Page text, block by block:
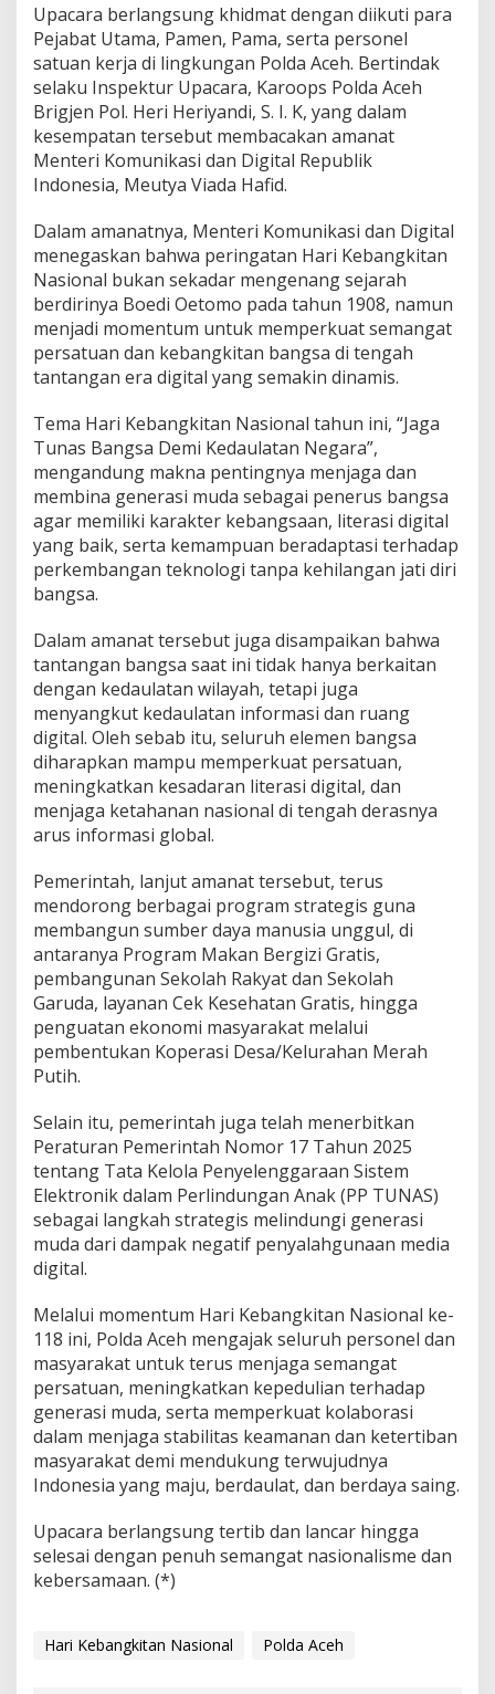
Upacara berlangsung khidmat dengan diikuti para
Pejabat Utama, Pamen, Pama, serta personel
satuan kerja di lingkungan Polda Aceh. Bertindak
selaku Inspektur Upacara, Karoops Polda Aceh
Brigjen Pol. Heri Heriyandi, S. I. K, yang dalam
kesempatan tersebut membacakan amanat
Menteri Komunikasi dan Digital Republik
Indonesia, Meutya Viada Hafid.
Dalam amanatnya, Menteri Komunikasi dan Digital
menegaskan bahwa peringatan Hari Kebangkitan
Nasional bukan sekadar mengenang sejarah
berdirinya Boedi Oetomo pada tahun 1908, namun
menjadi momentum untuk memperkuat semangat
persatuan dan kebangkitan bangsa di tengah
tantangan era digital yang semakin dinamis.
Tema Hari Kebangkitan Nasional tahun ini, “Jaga
Tunas Bangsa Demi Kedaulatan Negara”,
mengandung makna pentingnya menjaga dan
membina generasi muda sebagai penerus bangsa
agar memiliki karakter kebangsaan, literasi digital
yang baik, serta kemampuan beradaptasi terhadap
perkembangan teknologi tanpa kehilangan jati diri
bangsa.
Dalam amanat tersebut juga disampaikan bahwa
tantangan bangsa saat ini tidak hanya berkaitan
dengan kedaulatan wilayah, tetapi juga
menyangkut kedaulatan informasi dan ruang
digital. Oleh sebab itu, seluruh elemen bangsa
diharapkan mampu memperkuat persatuan,
meningkatkan kesadaran literasi digital, dan
menjaga ketahanan nasional di tengah derasnya
arus informasi global.
Pemerintah, lanjut amanat tersebut, terus
mendorong berbagai program strategis guna
membangun sumber daya manusia unggul, di
antaranya Program Makan Bergizi Gratis,
pembangunan Sekolah Rakyat dan Sekolah
Garuda, layanan Cek Kesehatan Gratis, hingga
penguatan ekonomi masyarakat melalui
pembentukan Koperasi Desa/Kelurahan Merah
Putih.
Selain itu, pemerintah juga telah menerbitkan
Peraturan Pemerintah Nomor 17 Tahun 2025
tentang Tata Kelola Penyelenggaraan Sistem
Elektronik dalam Perlindungan Anak (PP TUNAS)
sebagai langkah strategis melindungi generasi
muda dari dampak negatif penyalahgunaan media
digital.
Melalui momentum Hari Kebangkitan Nasional ke-
118 ini, Polda Aceh mengajak seluruh personel dan
masyarakat untuk terus menjaga semangat
persatuan, meningkatkan kepedulian terhadap
generasi muda, serta memperkuat kolaborasi
dalam menjaga stabilitas keamanan dan ketertiban
masyarakat demi mendukung terwujudnya
Indonesia yang maju, berdaulat, dan berdaya saing.
Upacara berlangsung tertib dan lancar hingga
selesai dengan penuh semangat nasionalisme dan
kebersamaan. (*)
Hari Kebangkitan Nasional Polda Aceh